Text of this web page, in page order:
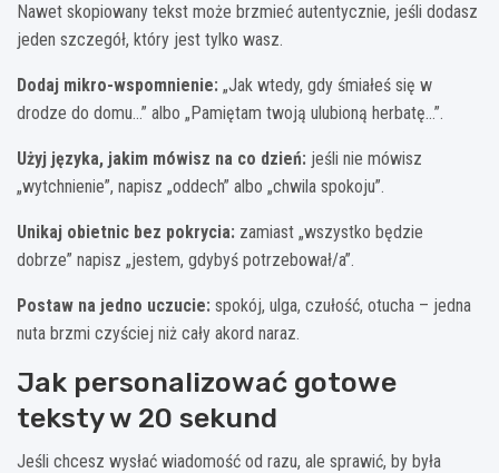
Nawet skopiowany tekst może brzmieć autentycznie, jeśli dodasz
jeden szczegół, który jest tylko wasz.
Dodaj mikro-wspomnienie: „Jak wtedy, gdy śmiałeś się w
drodze do domu…” albo „Pamiętam twoją ulubioną herbatę…”.
Użyj języka, jakim mówisz na co dzień: jeśli nie mówisz
„wytchnienie”, napisz „oddech” albo „chwila spokoju”.
Unikaj obietnic bez pokrycia: zamiast „wszystko będzie
dobrze” napisz „jestem, gdybyś potrzebował/a”.
Postaw na jedno uczucie: spokój, ulga, czułość, otucha – jedna
nuta brzmi czyściej niż cały akord naraz.
Jak personalizować gotowe
teksty w 20 sekund
Jeśli chcesz wysłać wiadomość od razu, ale sprawić, by była